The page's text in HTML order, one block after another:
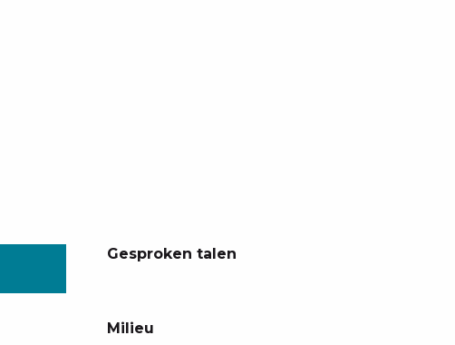
Gesproken talen
Gesproken talen
Milieu
Milieu